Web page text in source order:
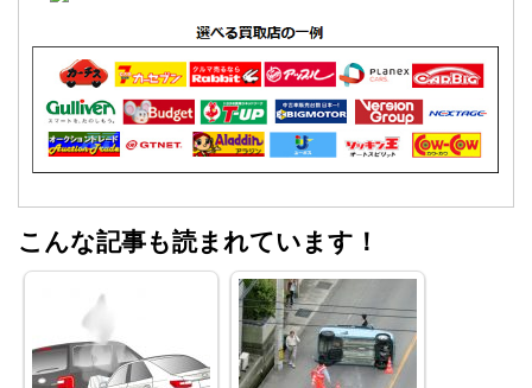
こんな記事も読まれています！